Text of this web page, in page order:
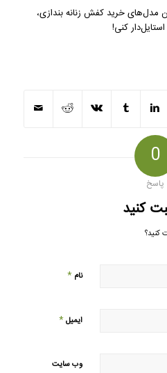
خرید کفش زنانه بندازی،
کنی!
0
پاسخ
کنید
کنید؟
نام *
ایمیل*
وب‌ سایت